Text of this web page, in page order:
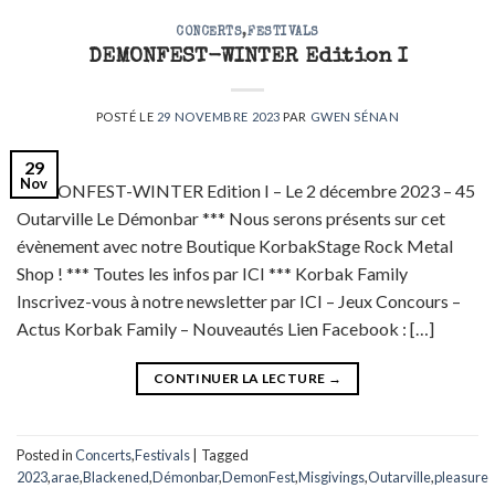
CONCERTS,FESTIVALS
DEMONFEST-WINTER Edition I
POSTÉ LE 29 NOVEMBRE 2023 PAR GWEN SÉNAN
29
Nov
DEMONFEST-WINTER Edition I – Le 2 décembre 2023 – 45
Outarville Le Démonbar *** Nous serons présents sur cet
évènement avec notre Boutique KorbakStage Rock Metal
Shop ! *** Toutes les infos par ICI *** Korbak Family
Inscrivez-vous à notre newsletter par ICI – Jeux Concours –
Actus Korbak Family – Nouveautés Lien Facebook : […]
CONTINUER LA LECTURE →
Posted inConcerts,Festivals
Tagged
2023,arae,Blackened,Démonbar,DemonFest,Misgivings,Outarville,pleasure